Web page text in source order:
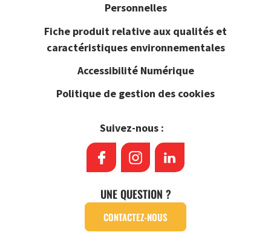
Personnelles
Fiche produit relative aux qualités et
caractéristiques environnementales
Accessibilité Numérique
Politique de gestion des cookies
Suivez-nous :
UNE QUESTION ?
CONTACTEZ-NOUS